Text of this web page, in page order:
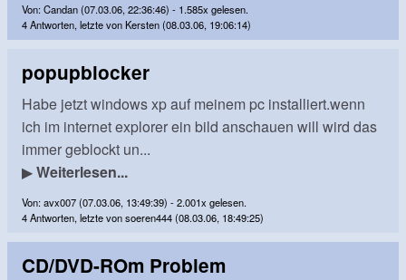
Von: Candan (07.03.06, 22:36:46) - 1.585x gelesen.
4 Antworten, letzte von Kersten (08.03.06, 19:06:14)
popupblocker
Habe jetzt windows xp auf meinem pc installiert.wenn
ich im internet explorer ein bild anschauen will wird das
immer geblockt un...
▶Weiterlesen...
Von: avx007 (07.03.06, 13:49:39) - 2.001x gelesen.
4 Antworten, letzte von soeren444 (08.03.06, 18:49:25)
CD/DVD-ROm Problem